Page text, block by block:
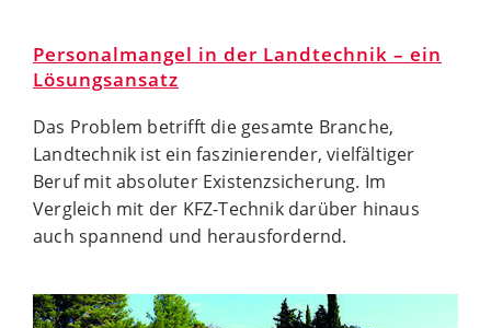
Personalmangel in der Landtechnik – ein
Lösungsansatz
Das Problem betrifft die gesamte Branche,
Landtechnik ist ein faszinierender, vielfältiger
Beruf mit absoluter Existenzsicherung. Im
Vergleich mit der KFZ-Technik darüber hinaus
auch spannend und herausfordernd.